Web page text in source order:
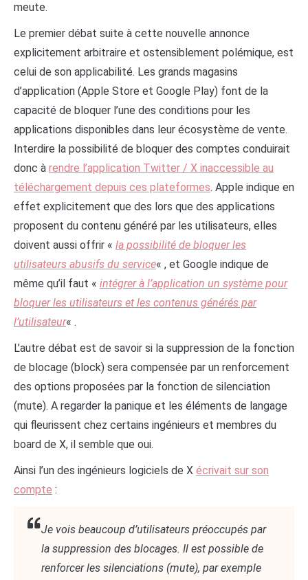
meute.
Le premier débat suite à cette nouvelle annonce
explicitement arbitraire et ostensiblement polémique, est
celui de son applicabilité. Les grands magasins
d’application (Apple Store et Google Play) font de la
capacité de bloquer l’une des conditions pour les
applications disponibles dans leur écosystème de vente.
Interdire la possibilité de bloquer des comptes conduirait
donc à rendre l’application Twitter / X inaccessible au
téléchargement depuis ces plateformes. Apple indique en
effet explicitement que des lors que des applications
proposent du contenu généré par les utilisateurs, elles
doivent aussi offrir « la possibilité de bloquer les
utilisateurs abusifs du service« , et Google indique de
même qu’il faut « intégrer à l’application un système pour
bloquer les utilisateurs et les contenus générés par
l’utilisateur« .
L’autre débat est de savoir si la suppression de la fonction
de blocage (block) sera compensée par un renforcement
des options proposées par la fonction de silenciation
(mute). A regarder la panique et les éléments de langage
qui fleurissent chez certains ingénieurs et membres du
board de X, il semble que oui.
Ainsi l’un des ingénieurs logiciels de X écrivait sur son
compte :
Je vois beaucoup d’utilisateurs préoccupés par
la suppression des blocages. Il est possible de
renforcer les silenciations (mute), par exemple